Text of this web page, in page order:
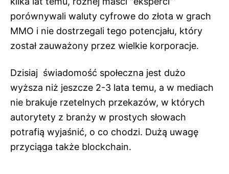
porównywali waluty cyfrowe do złota w grach
MMO i nie dostrzegali tego potencjału, który
został zauważony przez wielkie korporacje.
Dzisiaj świadomość społeczna jest dużo
wyższa niż jeszcze 2-3 lata temu, a w mediach
nie brakuje rzetelnych przekazów, w których
autorytety z branży w prostych słowach
potrafią wyjaśnić, o co chodzi. Dużą uwagę
przyciąga także blockchain.